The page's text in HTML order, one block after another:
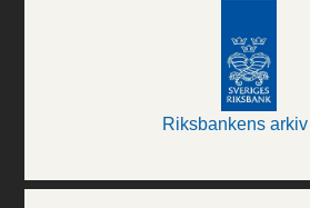
Riksbankens arkiv